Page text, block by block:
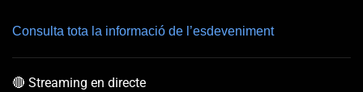
Consulta tota la informació de l’esdeveniment
🔴 Streaming en directe